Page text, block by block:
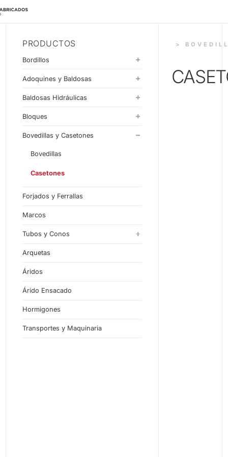
PRODUCTOS
Bordillos
Monocapa
Doblecapa
Adoquines y Baldosas
Adoquines
Baldosas
Baldosas Hidráulicas
20x20
30x30
33x33
40x40
Bloques
Estándar
Liso
Split
Bovedillas y Casetones
Bovedillas
Casetones
Forjados y Ferrallas
Marcos
Tubos y Conos
Tubos de Hormigón en Masa
Tubos de Hormigón Armado
Arquetas
Áridos
Árido Ensacado
Hormigones
Transportes y Maquinaria
>